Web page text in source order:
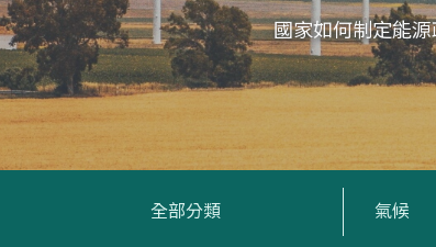
國家如何制定能
全部分類 氣候